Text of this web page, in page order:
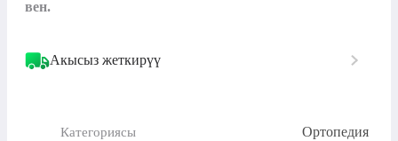
вен.
Акысыз жеткирүү
Категориясы Ортопедия